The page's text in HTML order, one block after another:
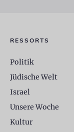
RESSORTS
Politik
Jüdische Welt
Israel
Unsere Woche
Kultur